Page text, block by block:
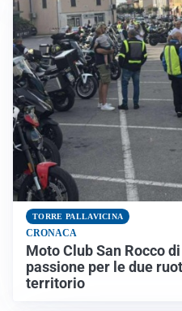
TORRE PALLAVICINA
CRONACA
Moto Club San Rocco
passione per le due
territorio